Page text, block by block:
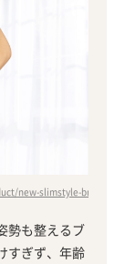
new-slimstyle-bracami/
勢も整えるブ
すぎず、年齢